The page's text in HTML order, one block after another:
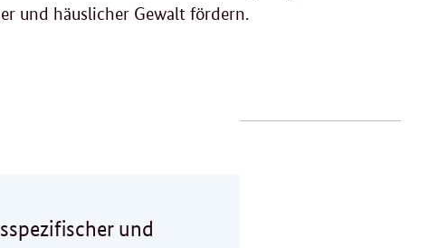
und häuslicher Gewalt fördern.
und